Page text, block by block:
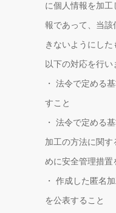
に個人情報を加
報であって、当該
きないようにした
以下の対応を行い
・ 法令で定める
すこと
・ 法令で定める
加工の方法に関す
めに安全管理措置
・ 作成した匿名
を公表すること